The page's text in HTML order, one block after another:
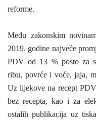
reforme.
Među zakonskim
2019. godine najveće
PDV od 13 % posto za
ribu, povrće i voće, jaja,
Uz lijekove na recept
bez recepta, kao i za
ostalih publikacija uz